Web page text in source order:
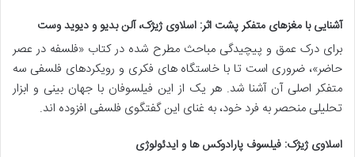
آشنایی با مغزهای متفکر پشت اثر: اسلاوی ژیژک، آلن بدیو و دیوید وست
برای درک عمق و پیچیدگی مباحث مطرح شده در کتاب «فلسفه در عصر
حاضر»، ضروری است تا با خاستگاه های فکری و رویکردهای فلسفی سه
متفکر اصلی آن آشنا شد. هر یک از این فیلسوفان با جهان بینی و ابزار
تحلیلی منحصر به فرد خود، به غنای این گفتگوی فلسفی افزوده اند.
اسلاوی ژیژک: فیلسوف پارادوکس ها و ایدئولوژی